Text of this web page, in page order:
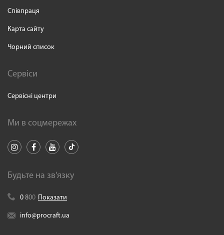
Співпраця
Карта сайту
Чорний список
Сервіси
Сервісні центри
Ми в соцмережах
Будьте на зв'язку
0 800 Показати
info@procraft.ua